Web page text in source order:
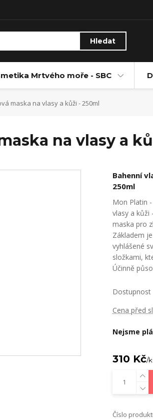
Hledat
Mrtvého moře - SBC
maska na vlasy a kůži - 250ml
na vlasy a
Bahenní
250ml
Mon Platin
vlasy a kůži
maska pro
Základem
vyhlášené
složkami,
Účinně
Dostupnost
Cena před
Nejsme
310 Kč/
Číslo